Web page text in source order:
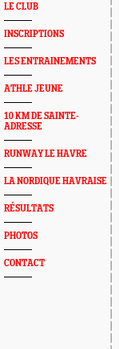
LE CLUB
INSCRIPTIONS
LES ENTRAINEMENTS
ATHLE JEUNE
10 KM DE SAINTE-
ADRESSE
RUNWAY LE HAVRE
LA NORDIQUE HAVRAISE
RÉSULTATS
PHOTOS
CONTACT